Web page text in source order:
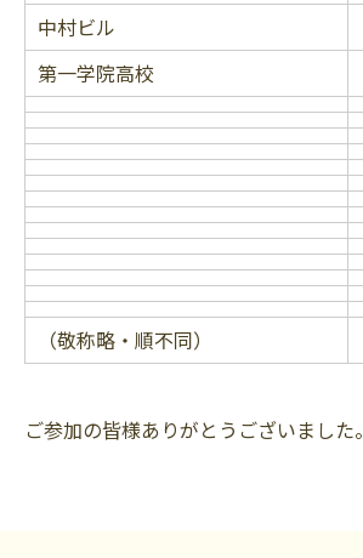
中村ビル
第一学院高校
（敬称略・順不同）
ご参加の皆様ありがとうございました。